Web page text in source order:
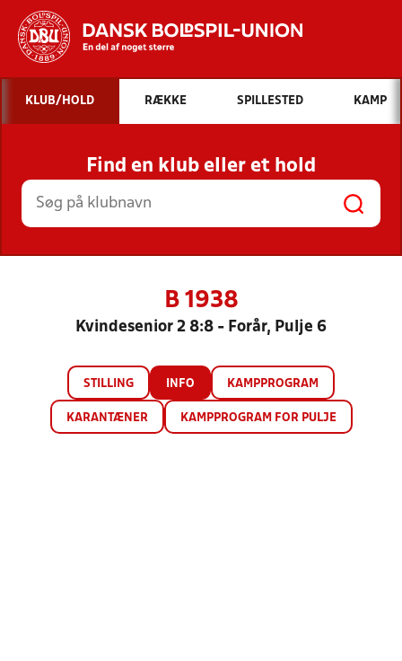
Hvad vil du søge efter?
INDHOLD OG NYHEDER
STILLINGER, RESULTATER, KLUBBER OG
HOLD
KLUB/HOLD RÆKKE SPILLESTED KAMP
Find en klub eller et hold
B 1938
Kvindesenior 2 8:8 - Forår, Pulje 6
STILLING INFO KAMPPROGRAM
KARANTÆNER KAMPPROGRAM FOR PULJE